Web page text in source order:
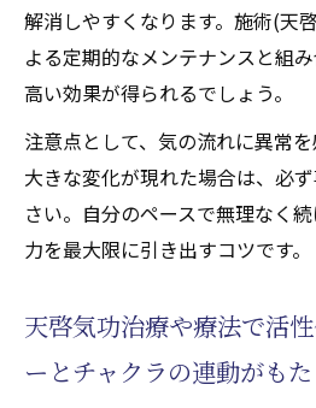
解消しやすくなります。施術(天
よる定期的なメンテナンスと組
高い効果が得られるでしょう。
注意点として、気の流れに異常
大きな変化が現れた場合は、必
さい。自分のペースで無理なく
力を最大限に引き出すコツです。
天啓気功治療や療法で活
ーとチャクラの連動がも